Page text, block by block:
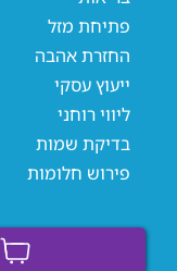
פתיחת מזל
החזרת אהבה
ייעוץ עסקי
ליווי רוחני
בדיקת שמות
פירוש חלומות